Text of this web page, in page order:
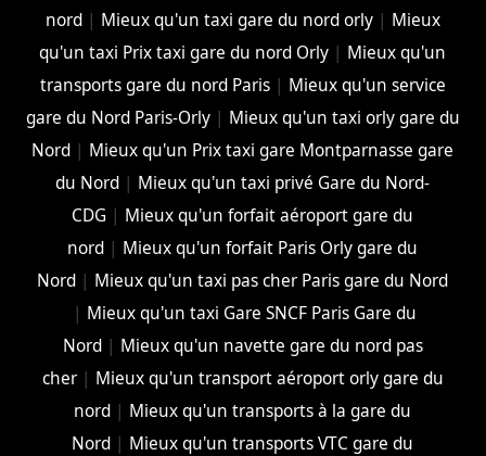
nord| Mieux qu'un taxi gare du nord orly| Mieux
qu'un taxi Prix taxi gare du nord Orly | Mieux qu'un
transports gare du nord Paris| Mieux qu'un service
gare du Nord Paris-Orly| Mieux qu'un taxi orly gare du
Nord | Mieux qu'un Prix taxi gare Montparnasse gare
du Nord | Mieux qu'un taxi privé Gare du Nord-
CDG | Mieux qu'un forfait aéroport gare du
nord | Mieux qu'un forfait Paris Orly gare du
Nord | Mieux qu'un taxi pas cher Paris gare du Nord
| Mieux qu'un taxi Gare SNCF Paris Gare du
Nord| Mieux qu'un navette gare du nord pas
cher| Mieux qu'un transport aéroport orly gare du
nord | Mieux qu'un transports à la gare du
Nord | Mieux qu'un transports VTC gare du